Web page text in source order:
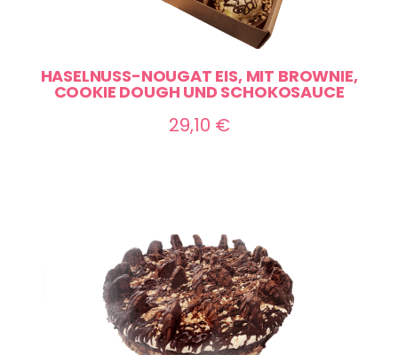
HASELNUSS-NOUGAT EIS, MIT BROWNIE,
COOKIE DOUGH UND SCHOKOSAUCE
29,10 €